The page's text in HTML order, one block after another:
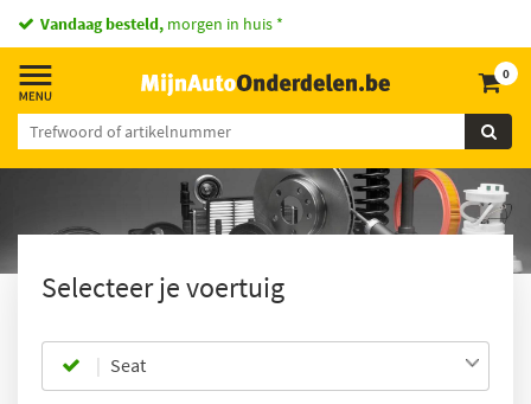
Vandaag besteld, morgen in huis *
0
Selecteer je voertuig
Seat